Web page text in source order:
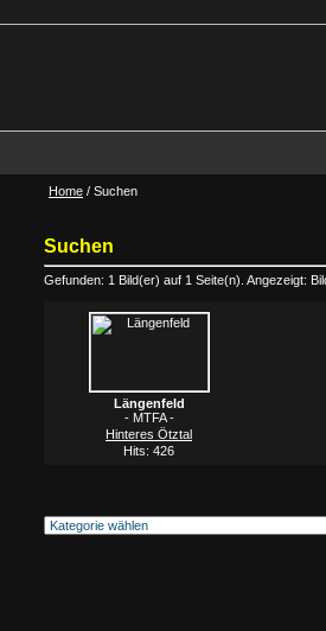
Home / Suchen
Suchen
Gefunden: 1 Bild(er) auf 1 Seite(n). Angezeigt:
Längenfeld
- MTFA -
Hinteres Ötztal
Hits: 426